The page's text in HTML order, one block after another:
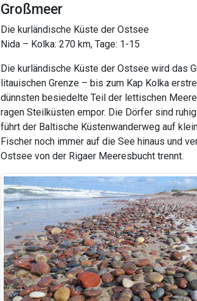
Großmeer
Die kurländische Küste der Ostsee
Nida – Kolka: 270 km, Tage: 1-15
Die kurländische Küste der Ostsee wird das
litauischen Grenze – bis zum Kap Kolka
dünnsten besiedelte Teil der lettischen
ragen Steilküsten empor. Die Dörfer sind
führt der Baltische Küstenwanderweg auf
Fischer noch immer auf die See hinaus und
Ostsee von der Rigaer Meeresbucht trennt.